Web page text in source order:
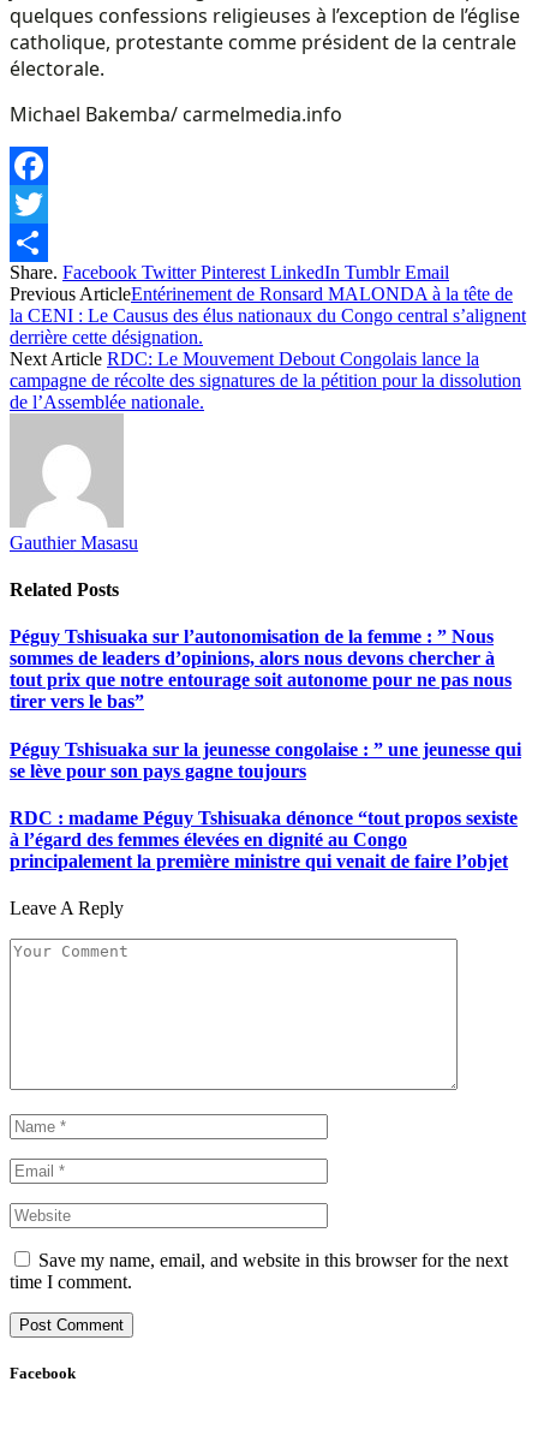
quelques confessions religieuses à l’exception de l’église
catholique, protestante comme président de la centrale
électorale.
Michael Bakemba/ carmelmedia.info
Facebook
Twitter
Share
Share. Facebook Twitter Pinterest LinkedIn Tumblr Email
Previous ArticleEntérinement de Ronsard MALONDA à la tête de
la CENI : Le Causus des élus nationaux du Congo central s’alignent
derrière cette désignation.
Next Article RDC: Le Mouvement Debout Congolais lance la
campagne de récolte des signatures de la pétition pour la dissolution
de l’Assemblée nationale.
Gauthier Masasu
Related Posts
Péguy Tshisuaka sur l’autonomisation de la femme : ” Nous
sommes de leaders d’opinions, alors nous devons chercher à
tout prix que notre entourage soit autonome pour ne pas nous
tirer vers le bas”
Péguy Tshisuaka sur la jeunesse congolaise : ” une jeunesse qui
se lève pour son pays gagne toujours
RDC : madame Péguy Tshisuaka dénonce “tout propos sexiste
à l’égard des femmes élevées en dignité au Congo
principalement la première ministre qui venait de faire l’objet
Leave A Reply
Save my name, email, and website in this browser for the next
time I comment.
Facebook